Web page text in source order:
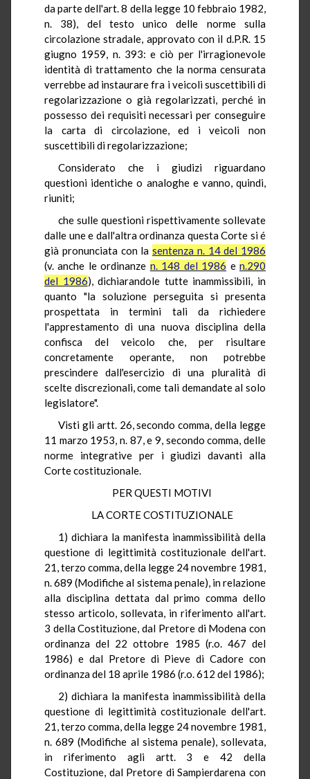
da parte dell'art. 8 della legge 10 febbraio 1982,
n. 38), del testo unico delle norme sulla
circolazione stradale, approvato con il d.P.R. 15
giugno 1959, n. 393: e ciò per l'irragionevole
identità di trattamento che la norma censurata
verrebbe ad instaurare fra i veicoli suscettibili di
regolarizzazione o già regolarizzati, perché in
possesso dei requisiti necessari per conseguire
la carta di circolazione, ed i veicoli non
suscettibili di regolarizzazione;
Considerato che i giudizi riguardano
questioni identiche o analoghe e vanno, quindi,
riuniti;
che sulle questioni rispettivamente sollevate
dalle une e dall'altra ordinanza questa Corte si é
già pronunciata con la sentenza n. 14 del 1986
(v. anche le ordinanze n. 148 del 1986 en.290
del 1986), dichiarandole tutte inammissibili, in
quanto "la soluzione perseguita si presenta
prospettata in termini tali da richiedere
l'apprestamento di una nuova disciplina della
confisca del veicolo che, per risultare
concretamente operante, non potrebbe
prescindere dall'esercizio di una pluralità di
scelte discrezionali, come tali demandate al solo
legislatore".
Visti gli artt. 26, secondo comma, della legge
11 marzo 1953, n. 87, e 9, secondo comma, delle
norme integrative per i giudizi davanti alla
Corte costituzionale.
PER QUESTI MOTIVI
LA CORTE COSTITUZIONALE
1) dichiara la manifesta inammissibilità della
questione di legittimità costituzionale dell'art.
21, terzo comma, della legge 24 novembre 1981,
n. 689 (Modifiche al sistema penale), in relazione
alla disciplina dettata dal primo comma dello
stesso articolo, sollevata, in riferimento all'art.
3 della Costituzione, dal Pretore di Modena con
ordinanza del 22 ottobre 1985 (r.o. 467 del
1986) e dal Pretore di Pieve di Cadore con
ordinanza del 18 aprile 1986 (r.o. 612 del 1986);
2) dichiara la manifesta inammissibilità della
questione di legittimità costituzionale dell'art.
21, terzo comma, della legge 24 novembre 1981,
n. 689 (Modifiche al sistema penale), sollevata,
in riferimento agli artt. 3 e 42 della
Costituzione, dal Pretore di Sampierdarena con